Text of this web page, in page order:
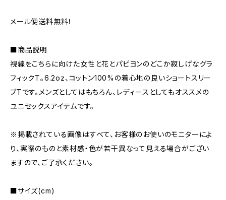
メール便送料無料！
■商品説明
視線をこちらに向けた女性と花とパピヨンのどこか寂しげなグラ
フィックT。6.2oz、コットン100%の着心地の良いショートスリー
ブTです。メンズとしてはもちろん、レディースとしてもオススメの
ユニセックスアイテムです。
※掲載されている画像はすべて、お客様のお使いのモニターによ
り、実際のものと素材感・色が若干異なって見える場合がござい
ますので、ご了承ください。
■サイズ(cm)